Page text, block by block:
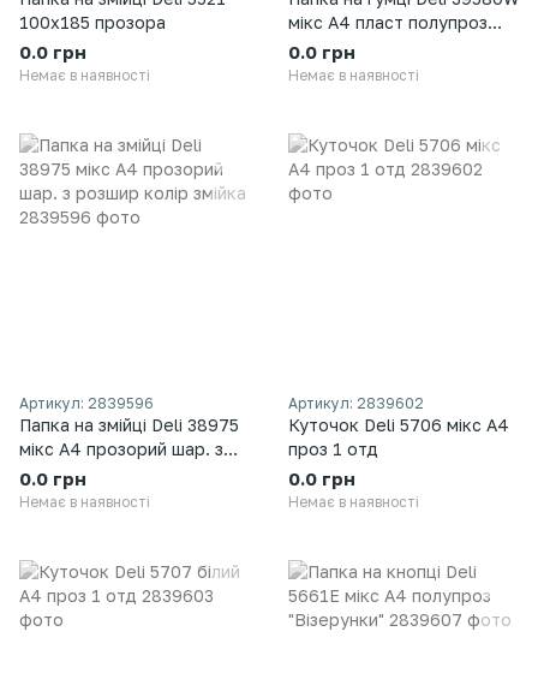
100х185 прозора
0.0 грн
Немає в наявності
мікс A4 пласт полупроз
2рез
0.0 грн
Немає в наявності
Артикул: 2839596
Папка на змійці Deli 38975
мікс А4 прозорий шар. з
розшир колір змійка
0.0 грн
Немає в наявності
Артикул: 2839602
Куточок Deli 5706 мікс А4
проз 1 отд
0.0 грн
Немає в наявності